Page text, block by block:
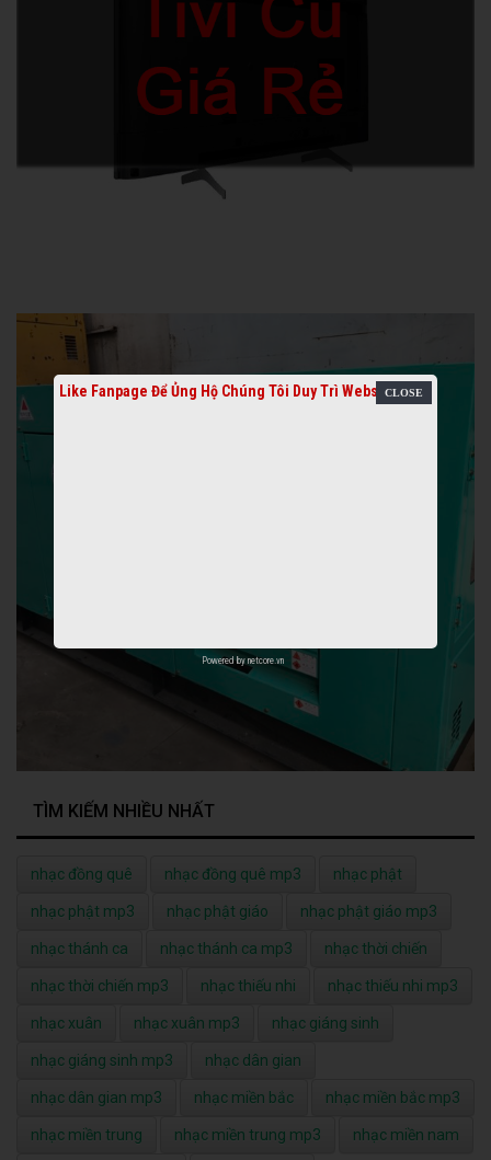
TÌM KIẾM NHIỀU NHẤT
nhạc đồng quê nhạc đồng quê mp3 nhạc phật
nhạc phật mp3 nhạc phật giáo nhạc phật giáo mp3
nhạc thánh ca nhạc thánh ca mp3 nhạc thời chiến
nhạc thời chiến mp3 nhạc thiếu nhi nhạc thiếu nhi mp3
nhạc xuân nhạc xuân mp3 nhạc giáng sinh
nhạc giáng sinh mp3 nhạc dân gian
nhạc dân gian mp3 nhạc miền bắc nhạc miền bắc mp3
nhạc miền trung nhạc miền trung mp3 nhạc miền nam
Like Fanpage Để Ủng Hộ Chúng Tôi Duy Trì Website
Powered by netcore.vn